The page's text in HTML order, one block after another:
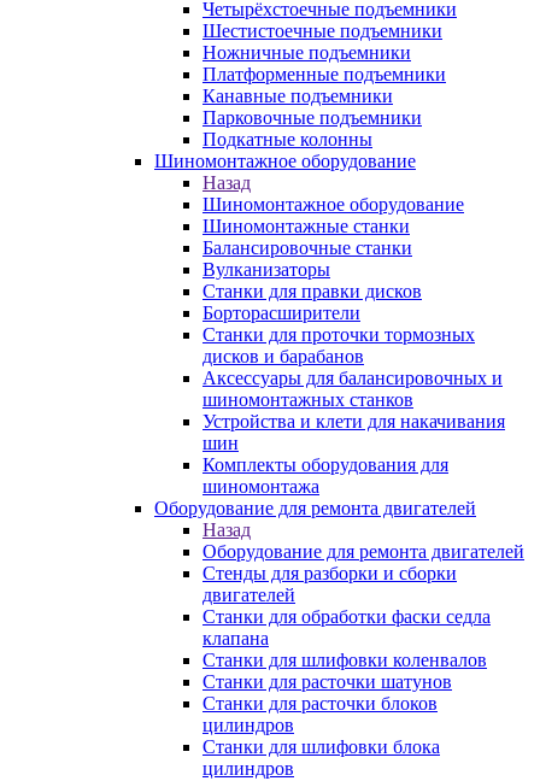
Четырёхстоечные подъемники
Шестистоечные подъемники
Ножничные подъемники
Платформенные подъемники
Канавные подъемники
Парковочные подъемники
Подкатные колонны
Шиномонтажное оборудование
Назад
Шиномонтажное оборудование
Шиномонтажные станки
Балансировочные станки
Вулканизаторы
Станки для правки дисков
Борторасширители
Станки для проточки тормозных
дисков и барабанов
Аксессуары для балансировочных и
шиномонтажных станков
Устройства и клети для накачивания
шин
Комплекты оборудования для
шиномонтажа
Оборудование для ремонта двигателей
Назад
Оборудование для ремонта двигателей
Стенды для разборки и сборки
двигателей
Станки для обработки фаски седла
клапана
Станки для шлифовки коленвалов
Станки для расточки шатунов
Станки для расточки блоков
цилиндров
Станки для шлифовки блока
цилиндров